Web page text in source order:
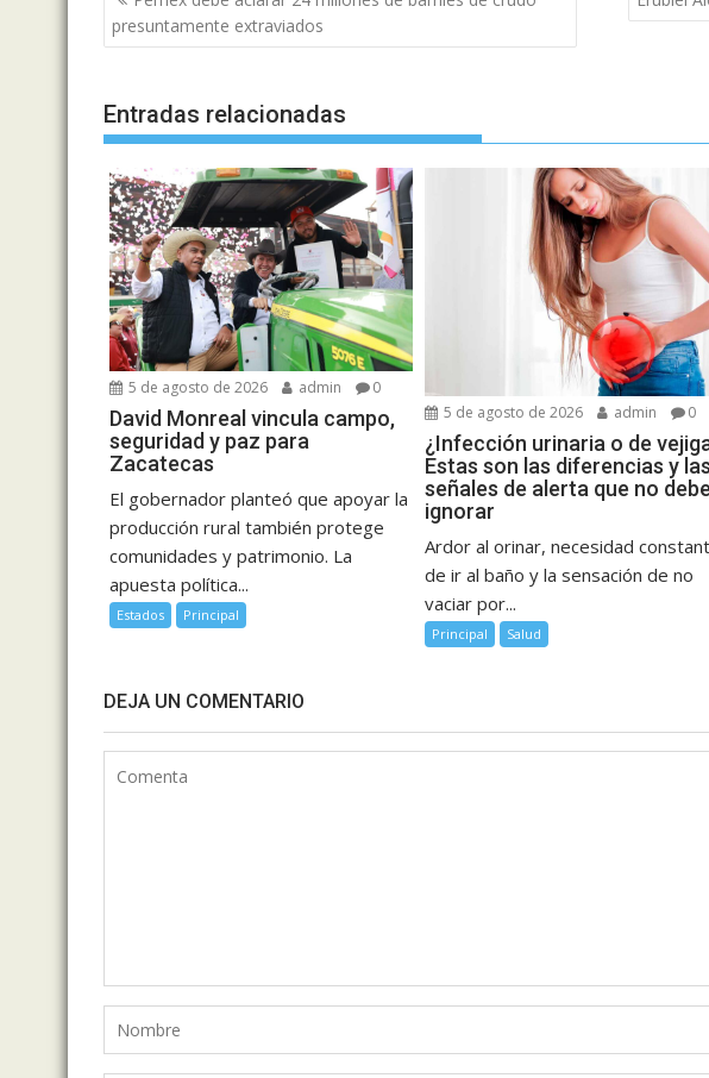
de
entradas
presuntamente extraviados
Entradas relacionadas
5 de agosto de 2026 admin 0
David Monreal vincula campo,
seguridad y paz para
Zacatecas
El gobernador planteó que apoyar la
producción rural también protege
comunidades y patrimonio. La
apuesta política...
Estados Principal
5 de agosto de 2026 admin 0
¿Infección urinaria o de
Estas son las diferencias y las
señales de alerta que no
ignorar
Ardor al orinar, necesidad
de ir al baño y la sensación de no
vaciar por...
Principal Salud
DEJA UN COMENTARIO